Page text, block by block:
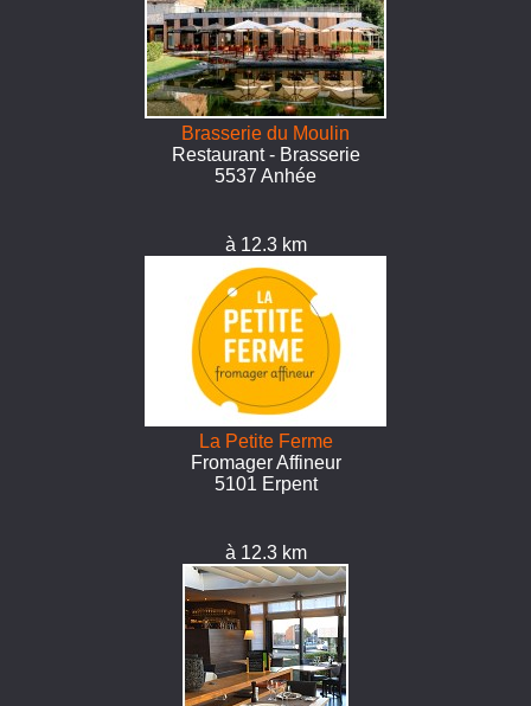
Brasserie du Moulin
Restaurant - Brasserie
5537 Anhée
à 12.3 km
La Petite Ferme
Fromager Affineur
5101 Erpent
à 12.3 km